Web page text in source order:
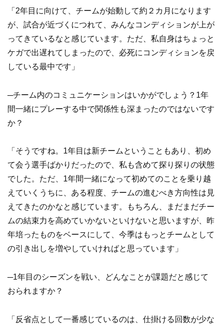
「2年目に向けて、チームが始動して約２カ月になります
が、試合が近づくにつれて、みんなコンディションが上が
ってきているなと感じています。ただ、私自身はちょっと
ケガで出遅れてしまったので、必死にコンディションを戻
している最中です」
─チーム内のコミュニケーションはいかがでしょう？1年
間一緒にプレーする中で関係性も深まったのではないです
か？
「そうですね。1年目は新チームということもあり、初め
て会う選手ばかりだったので、私も含めて探り探りの状態
でした。ただ、1年間一緒になって初めてのことを乗り越
えていくうちに、ある程度、チームの進むべき方向性は見
えてきたのかなと感じています。もちろん、まだまだチー
ムの結束力を高めていかないといけないと思いますが、昨
年培ったものをベースにして、今季はもっとチームとして
の引き出しを増やしていければと思っています」
─1年目のシーズンを戦い、どんなことが課題だと感じて
おられますか？
「反省点として一番感じているのは、仕掛ける回数が少な